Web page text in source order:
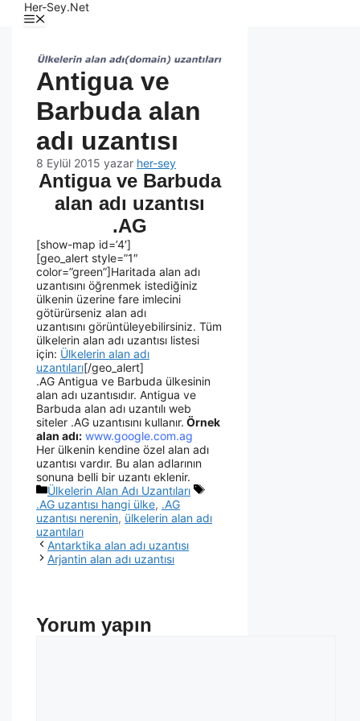
Her-Sey.Net
Antigua ve
Barbuda alan
adı uzantısı
8 Eylül 2015 yazar her-sey
Antigua ve Barbuda
alan adı uzantısı
.AG
[show-map id=’4′]
[geo_alert style=”1″
color=”green”]Haritada alan adı
uzantısını öğrenmek istediğiniz
ülkenin üzerine fare imlecini
götürürseniz alan adı
uzantısını görüntüleyebilirsiniz. Tüm
ülkelerin alan adı uzantısı listesi
için: Ülkelerin alan adı
uzantıları[/geo_alert]
.AG Antigua ve Barbuda ülkesinin
alan adı uzantısıdır. Antigua ve
Barbuda alan adı uzantılı web
siteler .AG uzantısını kullanır. Örnek
alan adı: www.google.com.ag
Her ülkenin kendine özel alan adı
uzantısı vardır. Bu alan adlarının
sonuna belli bir uzantı eklenir.
Ülkelerin Alan Adı Uzantıları
.AG uzantısı hangi ülke, .AG
uzantısı nerenin, ülkelerin alan adı
uzantıları
Antarktika alan adı uzantısı
Arjantin alan adı uzantısı
Yorum yapın